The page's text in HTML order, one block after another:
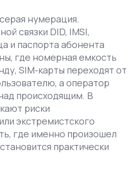
нумерация.
связки DID, IMSI,
и паспорта абонента
где номерная емкость
SIM-карты переходят от
а оператор
происходящим. В
риски
экстремистского
где именно произошел
практически